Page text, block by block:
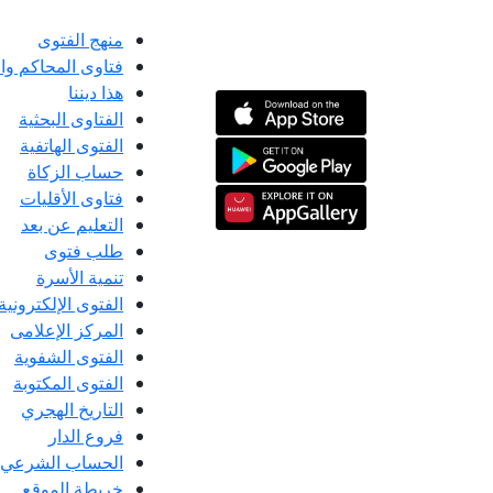
منهج الفتوى
فتاوى المحاكم
هذا ديننا
الفتاوى البحثية
الفتوى الهاتفية
حساب الزكاة
فتاوى الأقليات
التعليم عن بعد
طلب فتوى
تنمية الأسرة
الفتوى الإلكترونية
المركز الإعلامى
الفتوى الشفوية
الفتوى المكتوبة
التاريخ الهجري
فروع الدار
الحساب الشرعي